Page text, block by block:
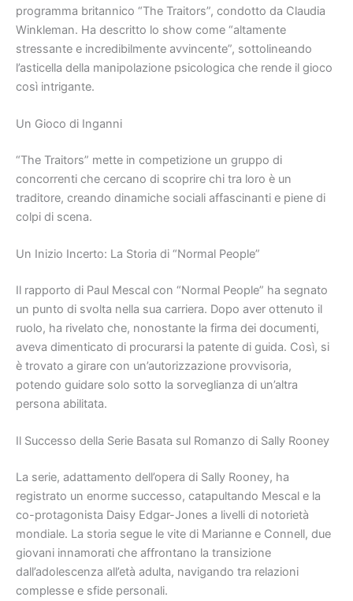
programma britannico “The Traitors”, condotto da Claudia
Winkleman. Ha descritto lo show come “altamente
stressante e incredibilmente avvincente”, sottolineando
l’asticella della manipolazione psicologica che rende il gioco
così intrigante.
Un Gioco di Inganni
“The Traitors” mette in competizione un gruppo di
concorrenti che cercano di scoprire chi tra loro è un
traditore, creando dinamiche sociali affascinanti e piene di
colpi di scena.
Un Inizio Incerto: La Storia di “Normal People”
Il rapporto di Paul Mescal con “Normal People” ha segnato
un punto di svolta nella sua carriera. Dopo aver ottenuto il
ruolo, ha rivelato che, nonostante la firma dei documenti,
aveva dimenticato di procurarsi la patente di guida. Così, si
è trovato a girare con un’autorizzazione provvisoria,
potendo guidare solo sotto la sorveglianza di un’altra
persona abilitata.
Il Successo della Serie Basata sul Romanzo di Sally Rooney
La serie, adattamento dell’opera di Sally Rooney, ha
registrato un enorme successo, catapultando Mescal e la
co-protagonista Daisy Edgar-Jones a livelli di notorietà
mondiale. La storia segue le vite di Marianne e Connell, due
giovani innamorati che affrontano la transizione
dall’adolescenza all’età adulta, navigando tra relazioni
complesse e sfide personali.